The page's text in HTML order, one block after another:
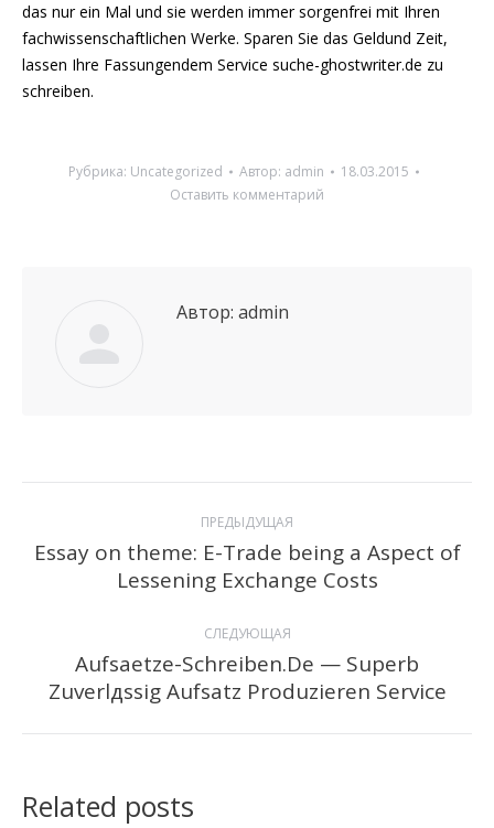
das nur ein Mal und sie werden immer sorgenfrei mit Ihren
fachwissenschaftlichen Werke. Sparen Sie das Geldund Zeit,
lassen Ihre Fassungendem Service suche-ghostwriter.de zu
schreiben.
Рубрика: Uncategorized Автор: admin
18.03.2015
Оставить комментарий
Автор: admin
Навигация
по
записям
ПРЕДЫДУЩАЯ
Предыдущая
запись:
Essay on theme: E-Trade being a Aspect of
Lessening Exchange Costs
СЛЕДУЮЩАЯ
Следующая
запись:
Aufsaetze-Schreiben.De — Superb
Zuverlдssig Aufsatz Produzieren Service
Related posts